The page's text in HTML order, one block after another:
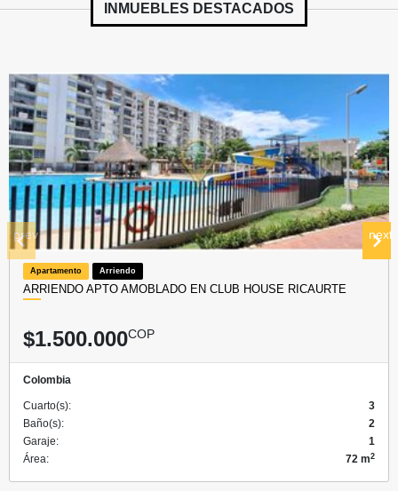
INMUEBLES DESTACADOS
Apartamento Arriendo
ARRIENDO APTO AMOBLADO EN CLUB HOUSE RICAURTE
$1.500.000COP
Colombia
Cuarto(s):
3
Baño(s):
2
Garaje:
1
Área:
72 m2
prev next